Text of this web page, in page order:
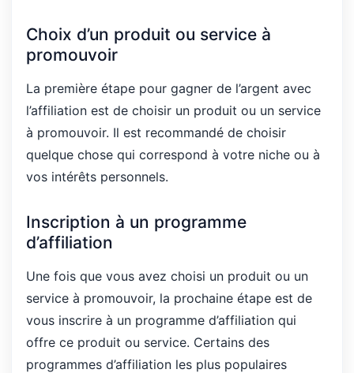
Choix d’un produit ou service à
promouvoir
La première étape pour gagner de l’argent avec
l’affiliation est de choisir un produit ou un service
à promouvoir. Il est recommandé de choisir
quelque chose qui correspond à votre niche ou à
vos intérêts personnels.
Inscription à un programme
d’affiliation
Une fois que vous avez choisi un produit ou un
service à promouvoir, la prochaine étape est de
vous inscrire à un programme d’affiliation qui
offre ce produit ou service. Certains des
programmes d’affiliation les plus populaires